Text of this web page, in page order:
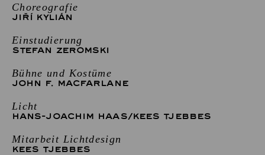
Choreografie
JIŘÍ KYLIÁN
Einstudierung
STEFAN ZEROMSKI
Bühne und Kostüme
JOHN F. MACFARLANE
Licht
HANS-JOACHIM HAAS/KEES TJEBBES
Mitarbeit Lichtdesign
KEES TJEBBES